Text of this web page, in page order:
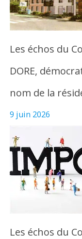
Les échos du
DORE,
nom de la
9 juin 2026
Les échos du